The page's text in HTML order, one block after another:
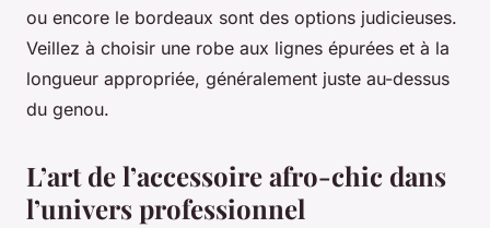
ou encore le bordeaux sont des options judicieuses.
Veillez à choisir une robe aux lignes épurées et à la
longueur appropriée, généralement juste au-dessus
du genou.
L’art de l’accessoire afro-chic dans
l’univers professionnel